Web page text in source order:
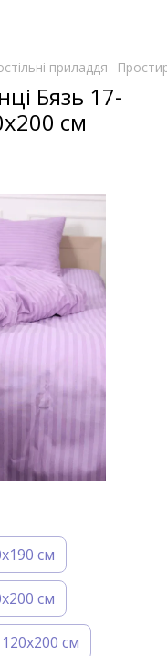
приладдя
Бязь 17-
см
см
см
120х200 см